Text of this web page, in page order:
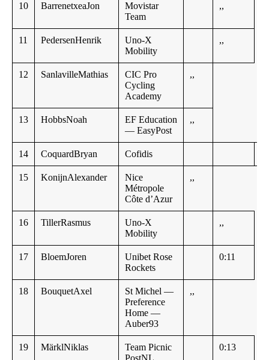
10 BarrenetxeaJon
Movistar
Team
,,
11 PedersenHenrik
Uno-X
Mobility
,,
12 SanlavilleMathias
CIC Pro
Cycling
Academy
,,
13 HobbsNoah
EF Education
— EasyPost
,,
14 CoquardBryan Cofidis
15 KonijnAlexander
Nice
Métropole
Côte d’Azur
,,
16 TillerRasmus
Uno-X
Mobility
,,
17 BloemJoren
Unibet Rose
Rockets
0:11
18 BouquetAxel
St Michel —
Preference
Home —
Auber93
,,
19 MärklNiklas
Team Picnic
0:13